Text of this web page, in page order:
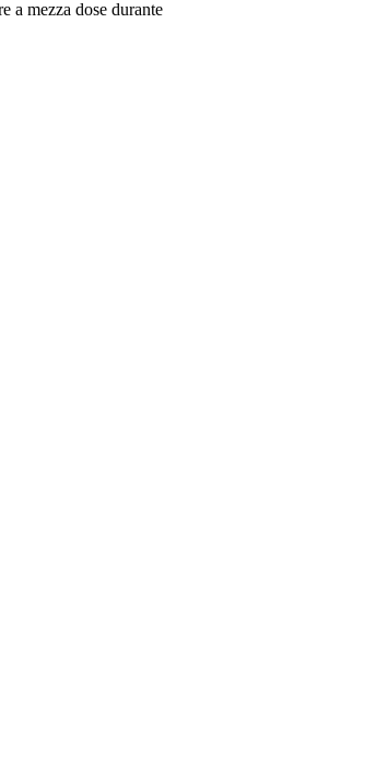
a mezza dose durante